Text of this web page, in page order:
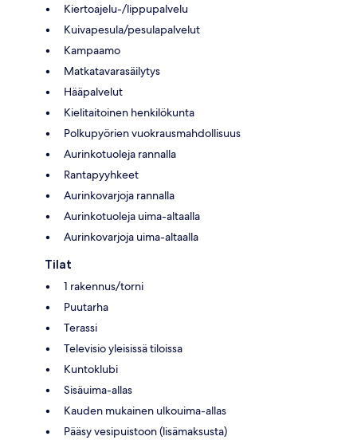
Kiertoajelu-/lippupalvelu
Kuivapesula/pesulapalvelut
Kampaamo
Matkatavarasäilytys
Hääpalvelut
Kielitaitoinen henkilökunta
Polkupyörien vuokrausmahdollisuus
Aurinkotuoleja rannalla
Rantapyyhkeet
Aurinkovarjoja rannalla
Aurinkotuoleja uima-altaalla
Aurinkovarjoja uima-altaalla
Tilat
1 rakennus/torni
Puutarha
Terassi
Televisio yleisissä tiloissa
Kuntoklubi
Sisäuima-allas
Kauden mukainen ulkouima-allas
Pääsy vesipuistoon (lisämaksusta)